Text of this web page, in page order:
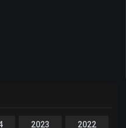
2023 2022